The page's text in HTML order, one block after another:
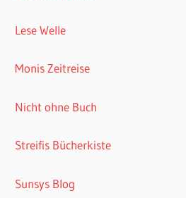
Lese Welle
Monis Zeitreise
Nicht ohne Buch
Streifis Bücherkiste
Sunsys Blog